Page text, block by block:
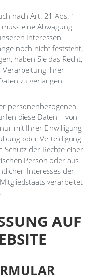
nach Art. 21 Abs. 1
eine Abwägung
Interessen
noch nicht feststeht,
haben Sie das Recht,
Verarbeitung Ihrer
zu verlangen.
personenbezogenen
diese Daten – von
mit Ihrer Einwilligung
oder Verteidigung
Schutz der Rechte einer
Person oder aus
Interesses der
verarbeitet
AUF